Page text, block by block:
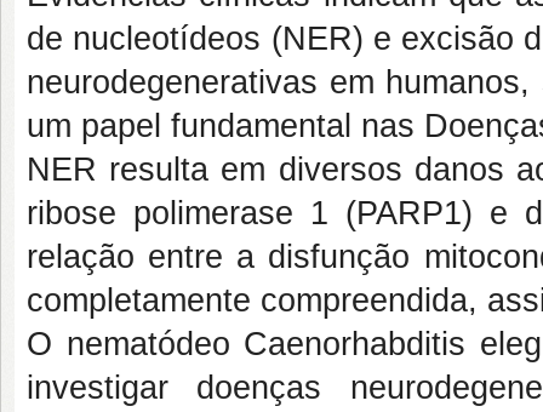
de nucleotídeos (NER) e excisão
neurodegenerativas em
um papel fundamental nas
NER resulta em diversos danos
ribose polimerase 1 (PARP1) e
relação entre a disfunção
completamente compreendida,
O nematódeo Caenorhabditis
investigar doenças